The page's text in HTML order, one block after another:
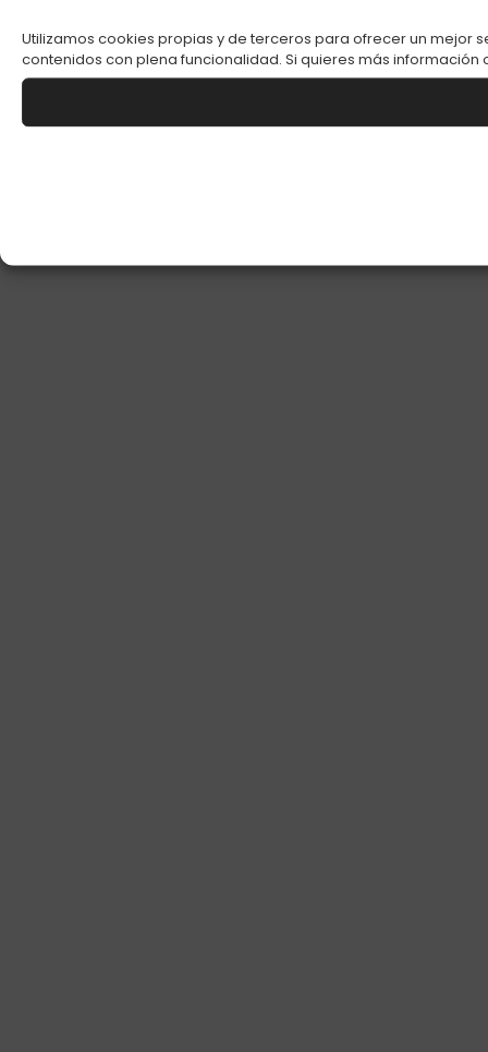
Utilizamos cookies propias y de terceros para ofrecer un mejor
contenidos con plena funcionalidad. Si quieres más